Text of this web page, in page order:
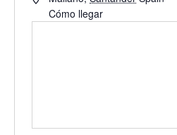
Cómo llegar